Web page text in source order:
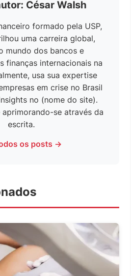
César Walsh
formado pela USP,
uma carreira global,
mundo dos bancos e
finanças internacionais na
usa sua expertise
em crise no Brasil
no (nome do site).
se através da
escrita.
os posts →